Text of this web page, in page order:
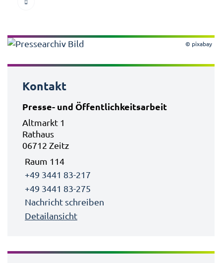
© pixabay
Kontakt
Presse- und Öffentlichkeitsarbeit
Altmarkt 1
Rathaus
06712 Zeitz
Raum 114
+49 3441 83-217
+49 3441 83-275
Nachricht schreiben
Detailansicht